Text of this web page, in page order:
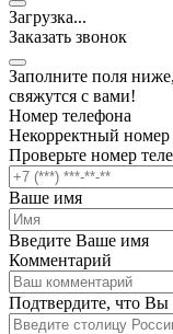
Загрузка...
Заказать звонок
Заполните поля
свяжутся с вами!
Номер телефона
Некорректный номер
Проверьте номер
Ваше имя
Введите Ваше имя
Комментарий
Подтвердите, что Вы